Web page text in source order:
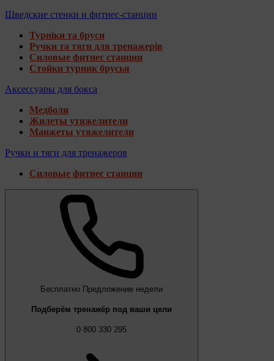
Шведские стенки и фитнес-станции
Турніки та бруси
Ручки та тяги для тренажерів
Силовые фитнес станции
Стойки турник брусья
Аксессуары для бокса
Медболи
Жилеты утяжелители
Манжеты утяжелители
Ручки и тяги для тренажеров
Силовые фитнес станции
Бесплатно Предложение недели
Подберём тренажёр под ваши цели
0 800 330 295